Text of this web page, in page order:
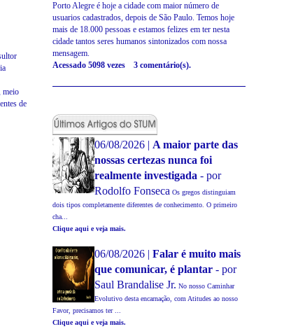
meio
de
Porto Alegre é hoje a cidade com maior número de
usuarios cadastrados, depois de São Paulo. Temos hoje
mais de 18.000 pessoas e estamos felizes em ter nesta
cidade tantos seres humanos sintonizados com nossa
mensagem.
Acessado 5098 vezes 3 comentário(s).
06/08/2026 | A maior parte das
nossas certezas nunca foi
realmente investigada - por
Rodolfo Fonseca Os gregos distinguiam
dois tipos completamente diferentes de conhecimento. O primeiro
cha...
Clique aqui e veja mais.
06/08/2026 | Falar é muito mais
que comunicar, é plantar - por
Saul Brandalise Jr. No nosso Caminhar
Evolutivo desta encarnação, com Atitudes ao nosso
Favor, precisamos ter ...
Clique aqui e veja mais.